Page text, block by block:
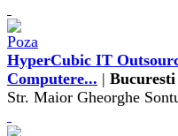
HyperCubic IT
Computere... | Bucuresti
Str. Maior Gheorghe